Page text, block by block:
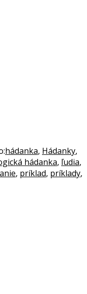
hádanka, Hádanky,
hádanka, ľudia,
, príklad, príklady,